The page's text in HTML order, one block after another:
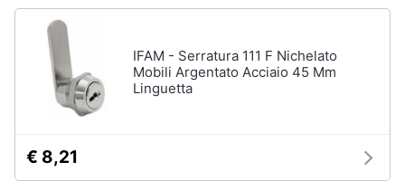
IFAM - Serratura 111 F Nichelato
Mobili Argentato Acciaio 45 Mm
Linguetta
€ 8,21